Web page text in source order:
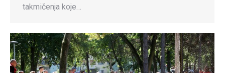
takmičenja koje…